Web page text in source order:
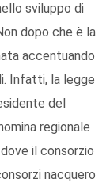
sviluppo di
dopo che è la
accentuando
Infatti, la legge
del
regionale
il consorzio
nacquero